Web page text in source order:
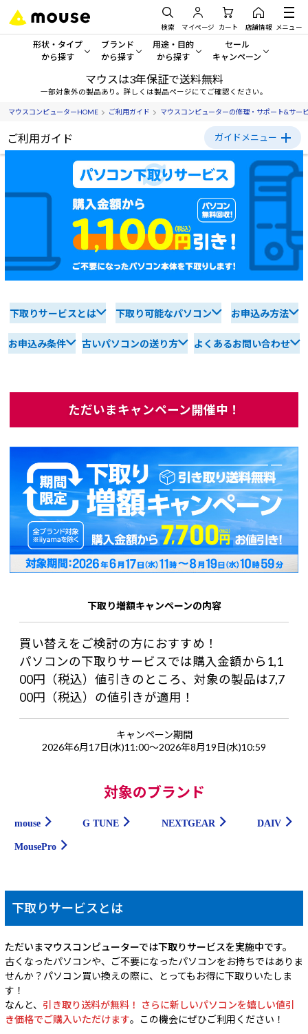
検索 マイページ カート 店舗情報 メニュー
形状・タイプ
から探す
形状・タイプから探す をすべてみる
デスクトップPC
ノートPC
タブレットPC
ワークステーション
ディスプレイ
Windows 11|Copilot+ PC
ブランド
から探す
mouse
G TUNE
NEXTGEAR
DAIV
MousePro
iiyama
Windows 11|Copilot+ PC
用途・目的
から探す
一般向けパソコン
ゲーミングPC・ゲーム向けパソコン
クリエイティブ向け
ビジネス向けパソコン
学習向けパソコン
スペック/パーツ別
AIおすすめパソコン
Windows 11| Copilot+ PC
セール
キャンペーン
セール・キャンペーン
期間限定セール
人気モデルが期間限定・お買
アウトレットパソコン
すべて新品の旧モデル製品な
おすすめ目玉パソコン
今イチオシのパソコンをピッ
Windows 11 Copilot+ PC
マウスは3年保証で送料無料
一部対象外の製品あり。詳しくは製品ページにてご確認ください。
マウスコンピューターHOME ご利用ガイド マウスコンピューターの修理・サポート&サー
ご利用ガイド ガイドメニュー
初めての方へ
ご購入方法について
お支払い方法について
送料・配送について
キャンセルについて
返品について
領収書発行手順について
ウェブサイトからの通知について
よくあるご質問
販売終了製品
下取りサービスとは 下取り可能なパソコン お申込み方法
お申込み条件 古いパソコンの送り方 よくあるお問い合わせ
ただいまキャンペーン開催中！
下取り増額キャンペーンの内容
買い替えをご検討の方におすすめ！
パソコンの下取りサービスでは購入金額から1,1
00円（税込）値引きのところ、対象の製品は7,7
00円（税込）の値引きが適用！
キャンペーン期間
2026年6月17日(水)11:00～2026年8月19日(水)10:59
対象のブランド
mouse G TUNE NEXTGEAR DAIV
MousePro
下取りサービスとは
ただいまマウスコンピューターでは下取りサービスを実施中です。
古くなったパソコンや、ご不要になったパソコンをお持ちではありま
せんか？パソコン買い換えの際に、とってもお得に下取りいたしま
す！
なんと、 引き取り送料が無料！ さらに新しいパソコンを嬉しい値引
き価格でご購入いただけます。この機会にぜひご利用ください！